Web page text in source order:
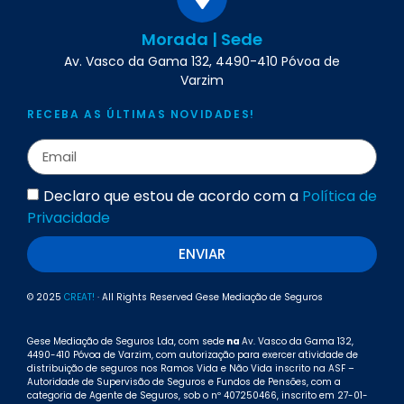
Morada | Sede
Av. Vasco da Gama 132, 4490-410 Póvoa de
Varzim
RECEBA AS ÚLTIMAS NOVIDADES!
Declaro que estou de acordo com a Política de
Privacidade
ENVIAR
© 2025 CREAT! · All Rights Reserved Gese Mediação de Seguros
Gese Mediação de Seguros Lda, com sede na Av. Vasco da Gama 132,
4490-410 Póvoa de Varzim, com autorização para exercer atividade de
distribuição de seguros nos Ramos Vida e Não Vida inscrito na ASF –
Autoridade de Supervisão de Seguros e Fundos de Pensões, com a
categoria de Agente de Seguros, sob o nº 407250466, inscrito em 27-01-